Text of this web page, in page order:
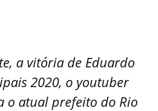
a vitória de Eduardo
2020, o youtuber
o atual prefeito do Rio